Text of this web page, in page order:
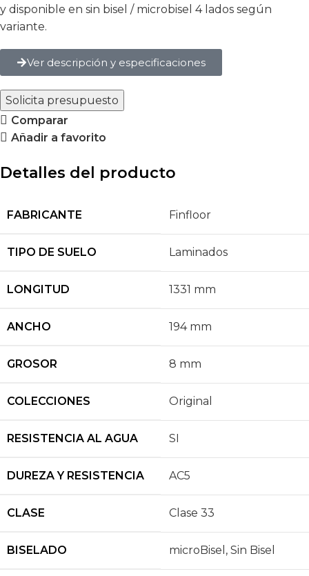
y disponible en sin bisel / microbisel 4 lados según
variante.
Ver descripción y especificaciones
Solicita presupuesto
Comparar
Añadir a favorito
Detalles del producto
FABRICANTE Finfloor
TIPO DE SUELO Laminados
LONGITUD 1331 mm
ANCHO 194 mm
GROSOR 8 mm
COLECCIONES Original
RESISTENCIA AL AGUA SI
DUREZA Y RESISTENCIA AC5
CLASE Clase 33
BISELADO microBisel , Sin Bisel